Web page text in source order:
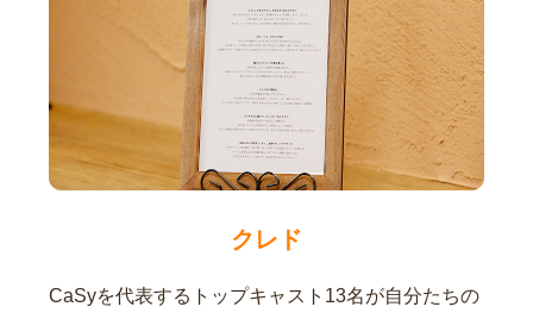
クレド
CaSyを代表するトップキャスト13名が自分たちの